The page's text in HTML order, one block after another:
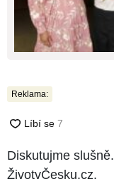
Reklama:
Diskutujme slušně.
ŽivotvČesku.cz.